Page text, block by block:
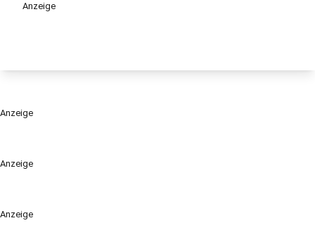
Anzeige
Anzeige
Anzeige
Anzeige